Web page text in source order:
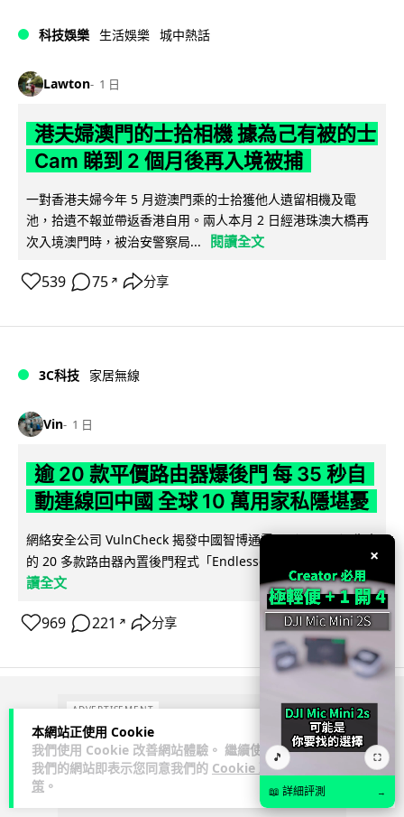
本網站正使用 Cookie
我們使用 Cookie 改善網站體驗。 繼續使用
我們的網站即表示您同意我們的 Cookie 政
策 。
科技娛樂 生活娛樂 城中熱話
Lawton 1 日
港夫婦澳門的士拾相機 據為己有被的士
Cam 睇到 2 個月後再入境被捕
一對香港夫婦今年 5 月遊澳門乘的士拾獲他人遺留相機及電
池，拾遺不報並帶返香港自用。兩人本月 2 日經港珠澳大橋再
次入境澳門時，被治安警察局...
閱讀全文
539 75 ↗ 分享
3C科技 家居無線
Vin 1 日
逾 20 款平價路由器爆後門 每 35 秒自
動連線回中國 全球 10 萬用家私隱堪憂
網絡安全公司 VulnCheck 揭發中國智博通電子（Zbtlink）生產
的 20 多款路由器內置後門程式「Endlessdoors」（無盡...
閱
讀全文
969 221 ↗ 分享
ADVERTISEMENT
×
🎵 ⛶
📖 詳細評測 →